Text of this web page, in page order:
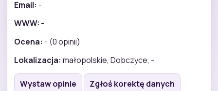
Email: -
WWW: -
Ocena: - (0 opinii)
Lokalizacja: małopolskie, Dobczyce, -
Wystaw opinie
Zgłoś korektę danych